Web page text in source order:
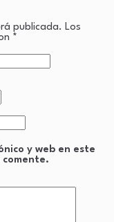
publicada. Los
*
y web en este